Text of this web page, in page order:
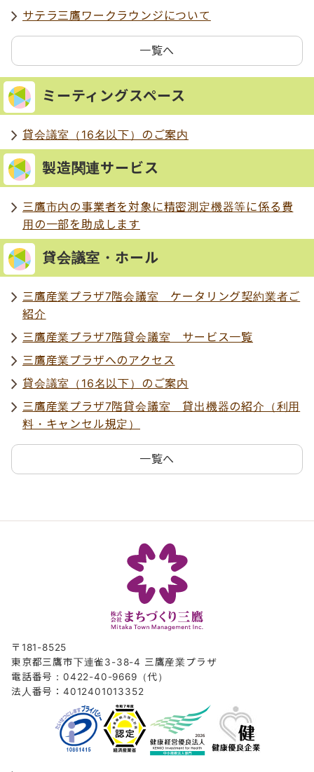
サテラ三鷹ワークラウンジについて
一覧へ
ミーティングスペース
貸会議室（16名以下）のご案内
製造関連サービス
三鷹市内の事業者を対象に精密測定機器等に係る費
用の一部を助成します
貸会議室・ホール
三鷹産業プラザ7階会議室 ケータリング契約業者ご
紹介
三鷹産業プラザ7階貸会議室 サービス一覧
三鷹産業プラザへのアクセス
貸会議室（16名以下）のご案内
三鷹産業プラザ7階貸会議室 貸出機器の紹介（利用
料・キャンセル規定）
一覧へ
〒181-8525
東京都三鷹市下連雀3-38-4 三鷹産業プラザ
電話番号：0422-40-9669（代）
法人番号：4012401013352